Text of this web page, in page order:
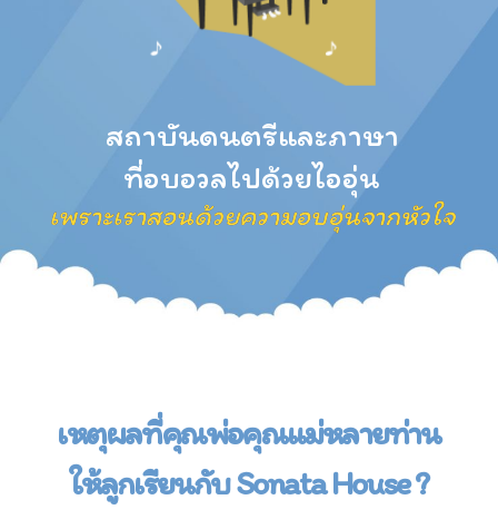
สถาบันดนตรีและภาษา
ที่อบอวลไปด้วยไออุ่น
เพราะเราสอนด้วยความอบอุ่นจากหัวใจ
เหตุผลที่คุณพ่อคุณแม่หลายท่าน
ให้ลูกเรียนกับ Sonata House ?